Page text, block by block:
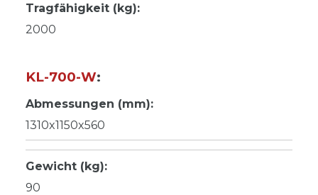
Tragfähigkeit (kg):
2000
KL-700-W:
Abmessungen (mm):
1310x1150x560
Gewicht (kg):
90